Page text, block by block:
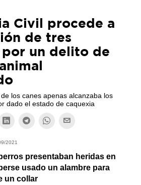
Civil procede a
de tres
por un delito de
los canes apenas alcanzaba los
dado el estado de caquexia
2021
presentaban heridas en
usado un alambre para
un collar